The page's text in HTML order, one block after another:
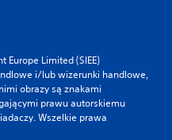
Europe Limited (SIEE)
i/lub wizerunki handlowe,
obrazy są znakami
prawu autorskiemu
Wszelkie prawa